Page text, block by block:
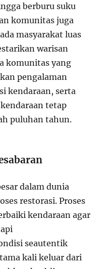
berburu suku
komunitas juga
masyarakat luas
warisan
komunitas yang
pengalaman
kendaraan, serta
tetap
puluhan tahun.
dalam dunia
restorasi. Proses
kendaraan agar
seautentik
kali keluar dari